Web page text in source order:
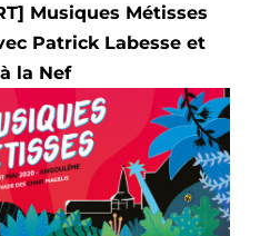
Musiques Métisses
Patrick Labesse et
la Nef